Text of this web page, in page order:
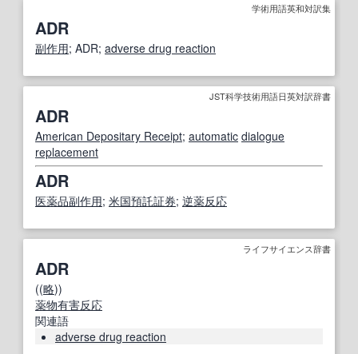
学術用語英和対訳集
ADR
副作用; ADR; adverse drug reaction
JST科学技術用語日英対訳辞書
ADR
American Depositary Receipt; automatic dialogue
replacement
ADR
医薬品副作用; 米国預託証券; 逆薬反応
ライフサイエンス辞書
ADR
((略))
薬物有害反応
関連語
adverse drug reaction